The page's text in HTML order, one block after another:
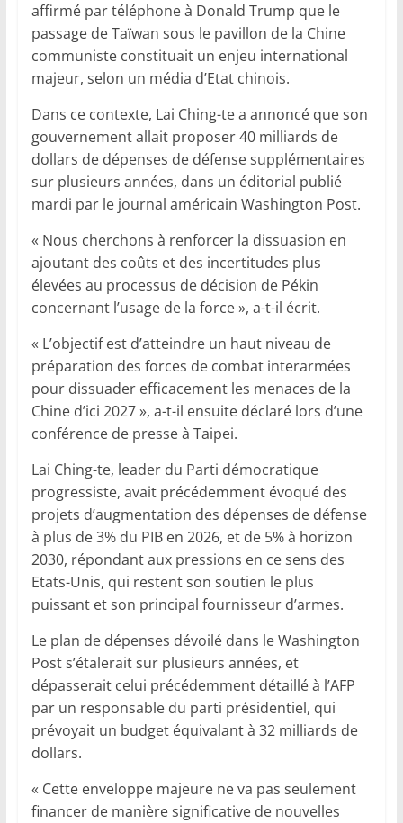
affirmé par téléphone à Donald Trump que le
passage de Taïwan sous le pavillon de la Chine
communiste constituait un enjeu international
majeur, selon un média d’Etat chinois.
Dans ce contexte, Lai Ching-te a annoncé que son
gouvernement allait proposer 40 milliards de
dollars de dépenses de défense supplémentaires
sur plusieurs années, dans un éditorial publié
mardi par le journal américain Washington Post.
« Nous cherchons à renforcer la dissuasion en
ajoutant des coûts et des incertitudes plus
élevées au processus de décision de Pékin
concernant l’usage de la force », a-t-il écrit.
« L’objectif est d’atteindre un haut niveau de
préparation des forces de combat interarmées
pour dissuader efficacement les menaces de la
Chine d’ici 2027 », a-t-il ensuite déclaré lors d’une
conférence de presse à Taipei.
Lai Ching-te, leader du Parti démocratique
progressiste, avait précédemment évoqué des
projets d’augmentation des dépenses de défense
à plus de 3% du PIB en 2026, et de 5% à horizon
2030, répondant aux pressions en ce sens des
Etats-Unis, qui restent son soutien le plus
puissant et son principal fournisseur d’armes.
Le plan de dépenses dévoilé dans le Washington
Post s’étalerait sur plusieurs années, et
dépasserait celui précédemment détaillé à l’AFP
par un responsable du parti présidentiel, qui
prévoyait un budget équivalant à 32 milliards de
dollars.
« Cette enveloppe majeure ne va pas seulement
financer de manière significative de nouvelles